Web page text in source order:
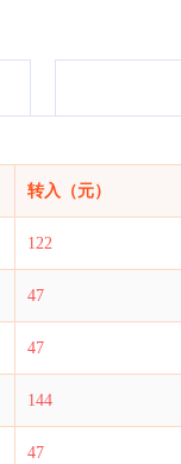
转入（元）
122
47
47
144
47